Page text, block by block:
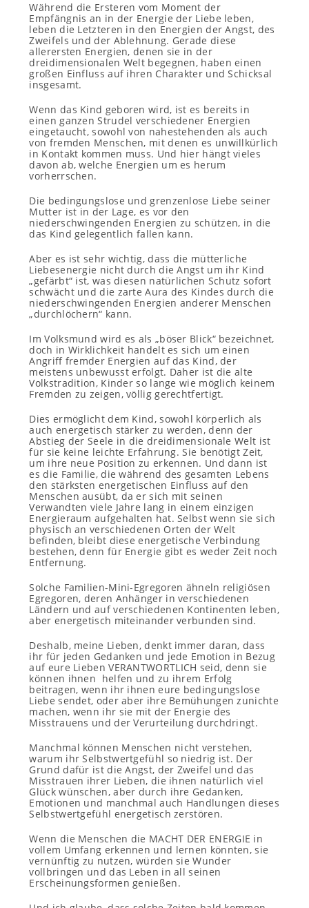
Während die Ersteren vom Moment der
Empfängnis an in der Energie der Liebe leben,
leben die Letzteren in den Energien der Angst, des
Zweifels und der Ablehnung. Gerade diese
allerersten Energien, denen sie in der
dreidimensionalen Welt begegnen, haben einen
großen Einfluss auf ihren Charakter und Schicksal
insgesamt.
Wenn das Kind geboren wird, ist es bereits in
einen ganzen Strudel verschiedener Energien
eingetaucht, sowohl von nahestehenden als auch
von fremden Menschen, mit denen es unwillkürlich
in Kontakt kommen muss. Und hier hängt vieles
davon ab, welche Energien um es herum
vorherrschen.
Die bedingungslose und grenzenlose Liebe seiner
Mutter ist in der Lage, es vor den
niederschwingenden Energien zu schützen, in die
das Kind gelegentlich fallen kann.
Aber es ist sehr wichtig, dass die mütterliche
Liebesenergie nicht durch die Angst um ihr Kind
„gefärbt“ ist, was diesen natürlichen Schutz sofort
schwächt und die zarte Aura des Kindes durch die
niederschwingenden Energien anderer Menschen
„durchlöchern“ kann.
Im Volksmund wird es als „böser Blick“ bezeichnet,
doch in Wirklichkeit handelt es sich um einen
Angriff fremder Energien auf das Kind, der
meistens unbewusst erfolgt. Daher ist die alte
Volkstradition, Kinder so lange wie möglich keinem
Fremden zu zeigen, völlig gerechtfertigt.
Dies ermöglicht dem Kind, sowohl körperlich als
auch energetisch stärker zu werden, denn der
Abstieg der Seele in die dreidimensionale Welt ist
für sie keine leichte Erfahrung. Sie benötigt Zeit,
um ihre neue Position zu erkennen. Und dann ist
es die Familie, die während des gesamten Lebens
den stärksten energetischen Einfluss auf den
Menschen ausübt, da er sich mit seinen
Verwandten viele Jahre lang in einem einzigen
Energieraum aufgehalten hat. Selbst wenn sie sich
physisch an verschiedenen Orten der Welt
befinden, bleibt diese energetische Verbindung
bestehen, denn für Energie gibt es weder Zeit noch
Entfernung.
Solche Familien-Mini-Egregoren ähneln religiösen
Egregoren, deren Anhänger in verschiedenen
Ländern und auf verschiedenen Kontinenten leben,
aber energetisch miteinander verbunden sind.
Deshalb, meine Lieben, denkt immer daran, dass
ihr für jeden Gedanken und jede Emotion in Bezug
auf eure Lieben VERANTWORTLICH seid, denn sie
können ihnen helfen und zu ihrem Erfolg
beitragen, wenn ihr ihnen eure bedingungslose
Liebe sendet, oder aber ihre Bemühungen zunichte
machen, wenn ihr sie mit der Energie des
Misstrauens und der Verurteilung durchdringt.
Manchmal können Menschen nicht verstehen,
warum ihr Selbstwertgefühl so niedrig ist. Der
Grund dafür ist die Angst, der Zweifel und das
Misstrauen ihrer Lieben, die ihnen natürlich viel
Glück wünschen, aber durch ihre Gedanken,
Emotionen und manchmal auch Handlungen dieses
Selbstwertgefühl energetisch zerstören.
Wenn die Menschen die MACHT DER ENERGIE in
vollem Umfang erkennen und lernen könnten, sie
vernünftig zu nutzen, würden sie Wunder
vollbringen und das Leben in all seinen
Erscheinungsformen genießen.